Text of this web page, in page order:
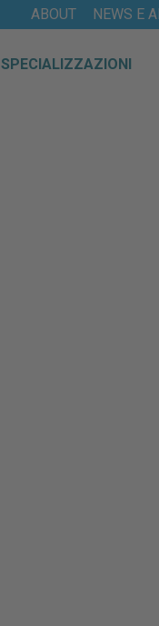
ABOUT NEWS E
SPECIALIZZAZIONI